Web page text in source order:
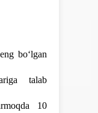
bo‘lgan
talab
10